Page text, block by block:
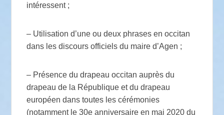
intéressent ;
– Utilisation d’une ou deux phrases en occitan
dans les discours officiels du maire d’Agen ;
– Présence du drapeau occitan auprès du
drapeau de la République et du drapeau
européen dans toutes les cérémonies
(notamment le 30e anniversaire en mai 2020 du